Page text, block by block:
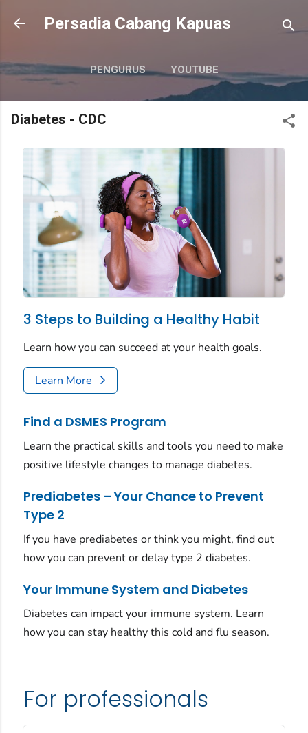
Langsung ke konten utama
Persadia Cabang Kapuas
PENGURUS YOUTUBE
DIABETES - CDC LAINNYA…
Diabetes - CDC